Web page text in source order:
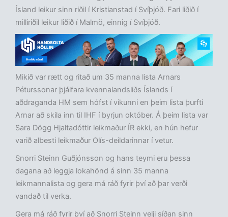
Ísland leikur sinn riðil í Kristianstad í Svíþjóð. Fari liðið í
milliriðil leikur liðið í Malmö, einnig í Svíþjóð.
Mikið var rætt og ritað um 35 manna lista Arnars
Péturssonar þjálfara kvennalandsliðs Íslands í
aðdraganda HM sem hófst í vikunni en þeim lista þurfti
Arnar að skila inn til IHF í byrjun október. Á þeim lista var
Sara Dögg Hjaltadóttir leikmaður ÍR ekki, en hún hefur
varið albesti leikmaður Olís-deildarinnar í vetur.
Snorri Steinn Guðjónsson og hans teymi eru þessa
dagana að leggja lokahönd á sinn 35 manna
leikmannalista og gera má ráð fyrir því að þar verði
vandað til verka.
Gera má ráð fyrir því að Snorri Steinn velji síðan sinn